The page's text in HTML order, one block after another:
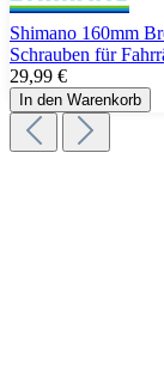
Shimano 160mm
Schrauben für
29,99 €
In den Warenkorb